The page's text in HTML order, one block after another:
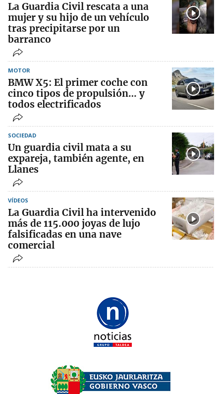
La Guardia Civil rescata a una
mujer y su hijo de un vehículo
tras precipitarse por un
barranco
MOTOR
BMW X5: El primer coche con
cinco tipos de propulsión… y
todos electrificados
SOCIEDAD
Un guardia civil mata a su
expareja, también agente, en
Llanes
VÍDEOS
La Guardia Civil ha intervenido
más de 115.000 joyas de lujo
falsificadas en una nave
comercial